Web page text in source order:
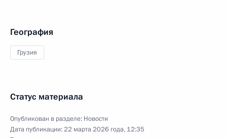
География
Грузия
Статус материала
Опубликован в разделе: Новости
Дата публикации:22 марта 2026 года, 12:35